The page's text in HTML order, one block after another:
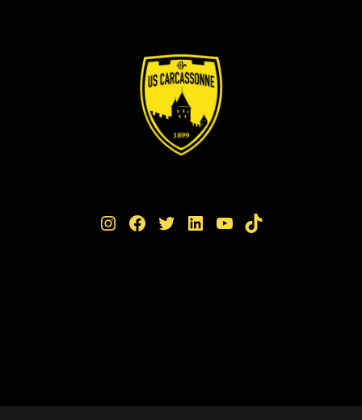
Instagram Facebook Twitter LinkedIn YouTube TikTok